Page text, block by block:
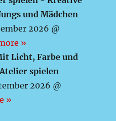
und Mädchen
2026 @
»
Licht, Farbe und
spielen
2026 @
»